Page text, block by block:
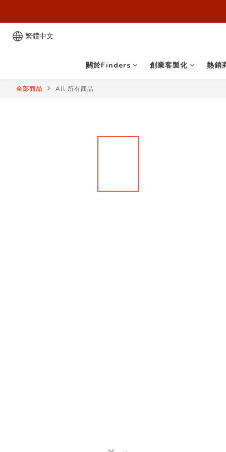
繁體中文
關於Finders 創業客製化 熱銷
全部商品 All 所有商品